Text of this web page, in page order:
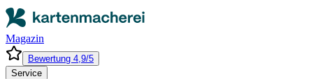
Magazin
Bewertung 4,9/5
Service